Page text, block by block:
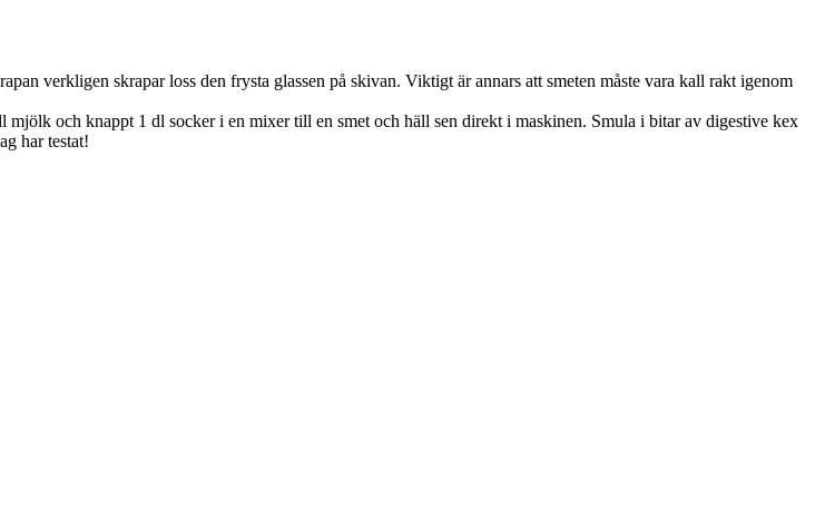
verkligen skrapar loss den frysta glassen på skivan. Viktigt är annars att smeten måste vara kall rakt igenom
och knappt 1 dl socker i en mixer till en smet och häll sen direkt i maskinen. Smula i bitar av digestive kex
har testat!